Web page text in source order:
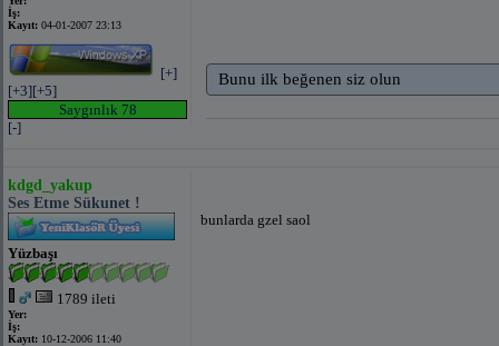
İş:
Kayıt: 04-01-2007 23:13
[+]
[+3][+5]
Saygınlık 78
[-]
Bunu ilk beğenen siz olun
kdgd_yakup
Ses Etme Sükunet !
Yüzbaşı
1789 ileti
Yer:
İş:
Kayıt: 10-12-2006 11:40
bunlarda gzel saol